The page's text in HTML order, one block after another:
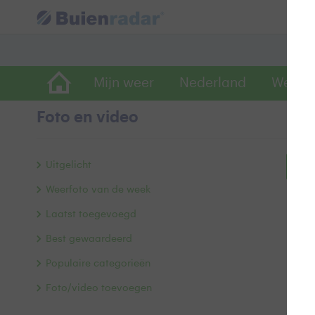
Mijn weer Nederland
Foto en video
Alle
Uitgelicht
Weerfoto van de week
Laatst toegevoegd
Best gewaardeerd
Populaire categorieën
Foto/video toevoegen